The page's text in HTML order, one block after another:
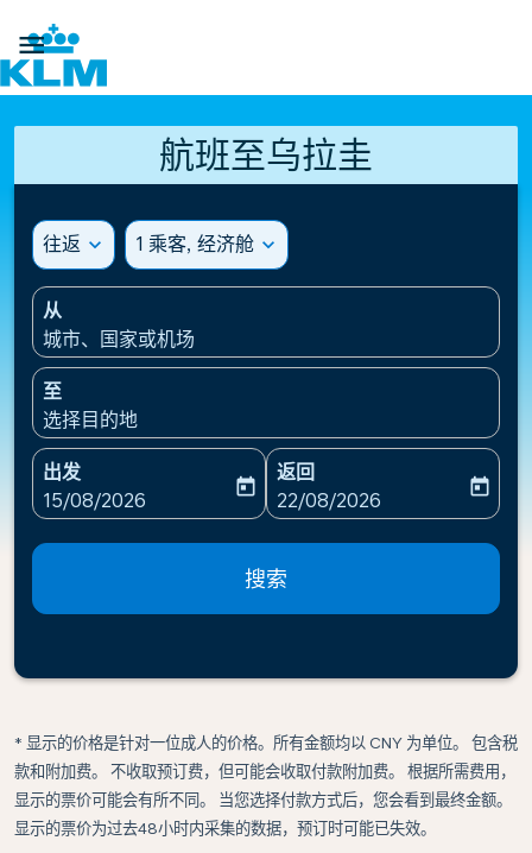

航班至乌拉圭
往返 expand_more 1 乘客, 经济舱 expand_more
从
城市、国家或机场
至
选择目的地
出发
fc-booking-departure-date-aria-label
15/08/2026
today
返回
fc-booking-return-date-
22/08/2026
today
搜索
* 显示的价格是针对一位成人的价格。所有金额均以 CNY 为单位。 包含税
款和附加费。 不收取预订费，但可能会收取付款附加费。 根据所需费用，
显示的票价可能会有所不同。 当您选择付款方式后，您会看到最终金额。
显示的票价为过去48小时内采集的数据，预订时可能已失效。